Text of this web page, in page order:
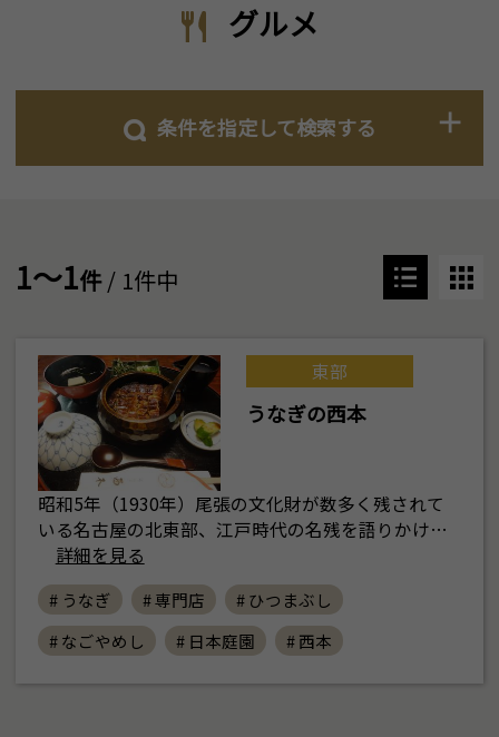
グルメ
条件を指定して検索する
1～1件/ 1件中
東部
うなぎの西本
昭和5年（1930年）尾張の文化財が数多く残されて
いる名古屋の北東部、江戸時代の名残を語りかけ…
詳細を見る
# うなぎ # 専門店
# ひつまぶし
# なごやめし
# 日本庭園 # 西本